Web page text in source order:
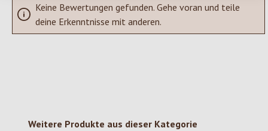
Keine Bewertungen gefunden. Gehe voran und teile
deine Erkenntnisse mit anderen.
Produktgalerie überspringen
Weitere Produkte aus dieser Kategorie